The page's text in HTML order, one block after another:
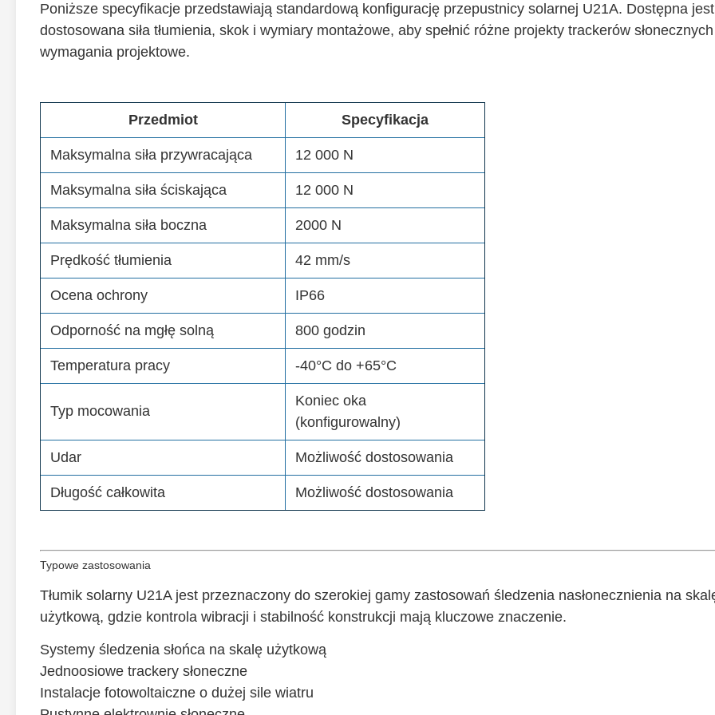
Poniższe specyfikacje przedstawiają standardową konfigurację przepustnicy solarnej U21A. Dostępna jest
dostosowana siła tłumienia, skok i wymiary montażowe, aby spełnić różne projekty trackerów
wymagania projektowe.
Przedmiot Specyfikacja
Maksymalna siła przywracająca 12 000 N
Maksymalna siła ściskająca 12 000 N
Maksymalna siła boczna 2000 N
Prędkość tłumienia 42 mm/s
Ocena ochrony IP66
Odporność na mgłę solną 800 godzin
Temperatura pracy -40°C do +65°C
Typ mocowania
Koniec oka
(konfigurowalny)
Udar Możliwość dostosowania
Długość całkowita Możliwość dostosowania
Typowe zastosowania
Tłumik solarny U21A jest przeznaczony do szerokiej gamy zastosowań śledzenia nasłonecznienia na
użytkową, gdzie kontrola wibracji i stabilność konstrukcji mają kluczowe znaczenie.
Systemy śledzenia słońca na skalę użytkową
Jednoosiowe trackery słoneczne
Instalacje fotowoltaiczne o dużej sile wiatru